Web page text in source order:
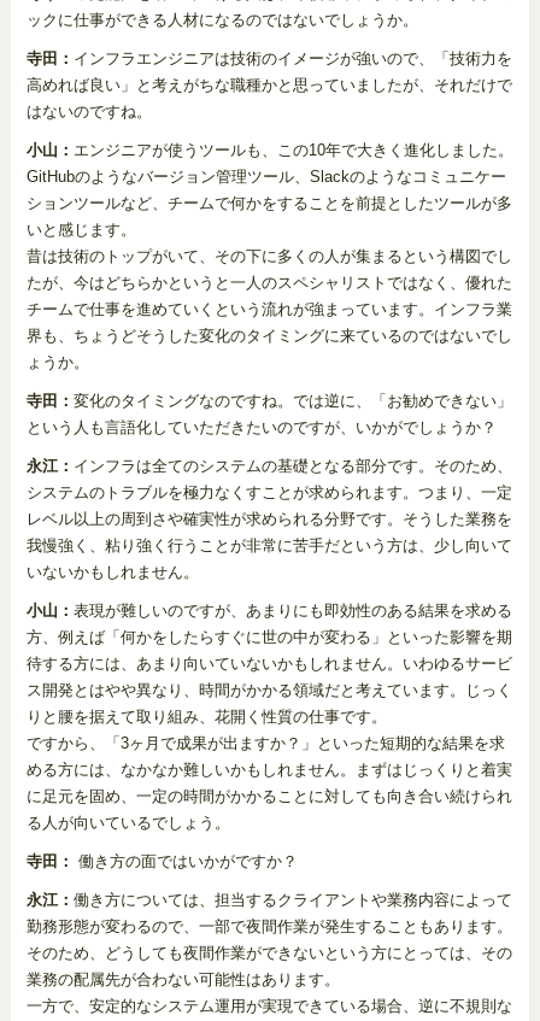
ックに仕事ができる人材になるのではないでしょうか。
寺田： インフラエンジニアは技術のイメージが強いので、「技術力を
高めれば良い」と考えがちな職種かと思っていましたが、それだけで
はないのですね。
小山： エンジニアが使うツールも、この10年で大きく進化しました。
GitHubのようなバージョン管理ツール、Slackのようなコミュニケー
ションツールなど、チームで何かをすることを前提としたツールが多
いと感じます。
昔は技術のトップがいて、その下に多くの人が集まるという構図でし
たが、今はどちらかというと一人のスペシャリストではなく、優れた
チームで仕事を進めていくという流れが強まっています。インフラ業
界も、ちょうどそうした変化のタイミングに来ているのではないでし
ょうか。
寺田： 変化のタイミングなのですね。では逆に、「お勧めできない」
という人も言語化していただきたいのですが、いかがでしょうか？
永江： インフラは全てのシステムの基礎となる部分です。そのため、
システムのトラブルを極力なくすことが求められます。つまり、一定
レベル以上の周到さや確実性が求められる分野です。そうした業務を
我慢強く、粘り強く行うことが非常に苦手だという方は、少し向いて
いないかもしれません。
小山： 表現が難しいのですが、あまりにも即効性のある結果を求める
方、例えば「何かをしたらすぐに世の中が変わる」といった影響を期
待する方には、あまり向いていないかもしれません。いわゆるサービ
ス開発とはやや異なり、時間がかかる領域だと考えています。じっく
りと腰を据えて取り組み、花開く性質の仕事です。
ですから、「3ヶ月で成果が出ますか？」といった短期的な結果を求
める方には、なかなか難しいかもしれません。まずはじっくりと着実
に足元を固め、一定の時間がかかることに対しても向き合い続けられ
る人が向いているでしょう。
寺田： 働き方の面ではいかがですか？
永江： 働き方については、担当するクライアントや業務内容によって
勤務形態が変わるので、一部で夜間作業が発生することもあります。
そのため、どうしても夜間作業ができないという方にとっては、その
業務の配属先が合わない可能性はあります。
一方で、安定的なシステム運用が実現できている場合、逆に不規則な